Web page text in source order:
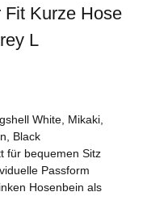
Fit Kurze Hose
L
White, Mikaki,
Black
für bequemen Sitz
Passform
Hosenbein als